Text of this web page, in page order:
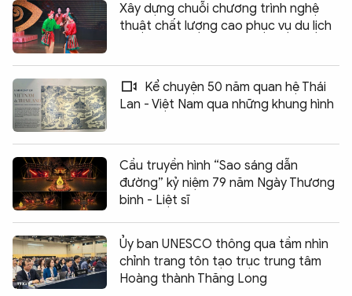
Xây dựng chuỗi chương trình nghệ
thuật chất lượng cao phục vụ du lịch
Kể chuyện 50 năm quan hệ Thái
Lan - Việt Nam qua những khung hình
Cầu truyền hình “Sao sáng dẫn
đường” kỷ niệm 79 năm Ngày Thương
binh - Liệt sĩ
Ủy ban UNESCO thông qua tầm nhìn
chỉnh trang tôn tạo trục trung tâm
Hoàng thành Thăng Long